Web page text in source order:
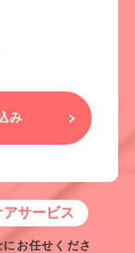
み
サービス
お任せくださ